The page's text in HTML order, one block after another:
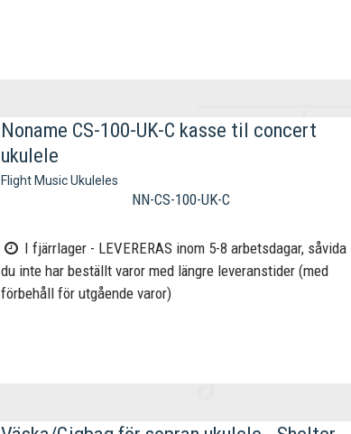
Noname CS-100-UK-C kasse til concert
ukulele
Flight Music Ukuleles
NN-CS-100-UK-C
I fjärrlager - LEVERERAS inom 5-8 arbetsdagar, såvida
du inte har beställt varor med längre leveranstider (med
förbehåll för utgående varor)